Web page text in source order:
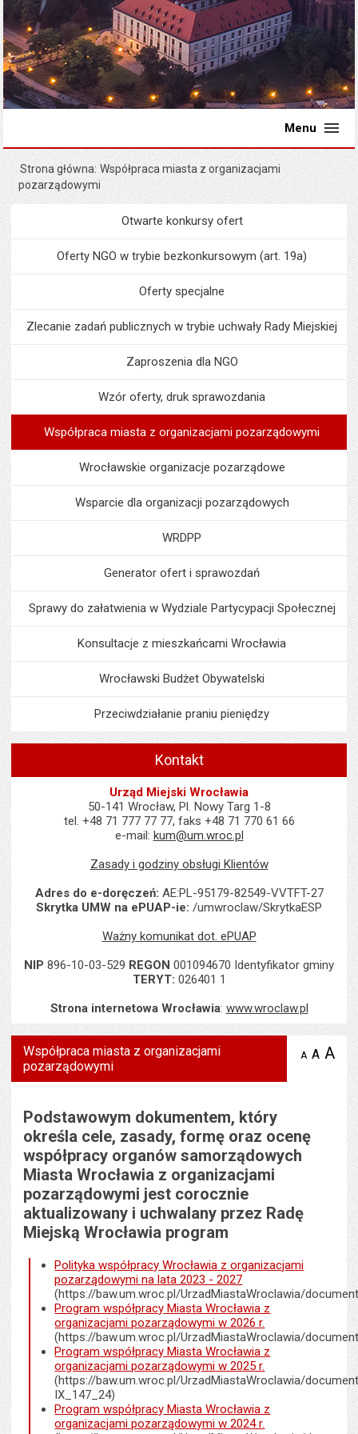
Menu
Strona główna Współpraca miasta z organizacjami
pozarządowymi
MenuOrganizacje pozarządowe
Otwarte konkursy ofert
Oferty NGO w trybie bezkonkursowym (art. 19a)
Oferty specjalne
Zlecanie zadań publicznych w trybie uchwały Rady Miejskiej
Zaproszenia dla NGO
Wzór oferty, druk sprawozdania
Współpraca miasta z organizacjami pozarządowymi
Wrocławskie organizacje pozarządowe
Wsparcie dla organizacji pozarządowych
WRDPP
Generator ofert i sprawozdań
Sprawy do załatwienia w Wydziale Partycypacji Społecznej
Konsultacje z mieszkańcami Wrocławia
Wrocławski Budżet Obywatelski
Przeciwdziałanie praniu pieniędzy
Kontakt
Urząd Miejski Wrocławia
50-141 Wrocław, Pl. Nowy Targ 1-8
tel. +48 71 777 77 77, faks +48 71 770 61 66
e-mail: kum@um.wroc.pl
Zasady i godziny obsługi Klientów
Adres do e-doręczeń: AE:PL-95179-82549-VVTFT-27
Skrytka UMW na ePUAP-ie: /umwroclaw/SkrytkaESP
Ważny komunikat dot. ePUAP
NIP 896-10-03-529 REGON 001094670 Identyfikator gminy
TERYT: 026401 1
Strona internetowa Wrocławia: www.wroclaw.pl
Współpraca miasta z organizacjami
pozarządowymi
A zmniejsz
A A
Podstawowym dokumentem, który
określa cele, zasady, formę oraz ocenę
współpracy organów samorządowych
Miasta Wrocławia z organizacjami
pozarządowymi jest corocznie
aktualizowany i uchwalany przez Radę
Miejską Wrocławia program
Polityka współpracy Wrocławia z organizacjami
pozarządowymi na lata 2023 - 2027
(https://baw.um.wroc.pl/UrzadMiastaWroclawia/
Program współpracy Miasta Wrocławia z
organizacjami pozarządowymi w 2026 r.
(https://baw.um.wroc.pl/UrzadMiastaWroclawia/
Program współpracy Miasta Wrocławia z
organizacjami pozarządowymi w 2025 r.
(https://baw.um.wroc.pl/UrzadMiastaWroclawia/
IX_147_24)
Program współpracy Miasta Wrocławia z
organizacjami pozarządowymi w 2024 r.